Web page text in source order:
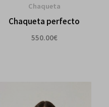
Chaqueta
Chaqueta perfecto
550.00€